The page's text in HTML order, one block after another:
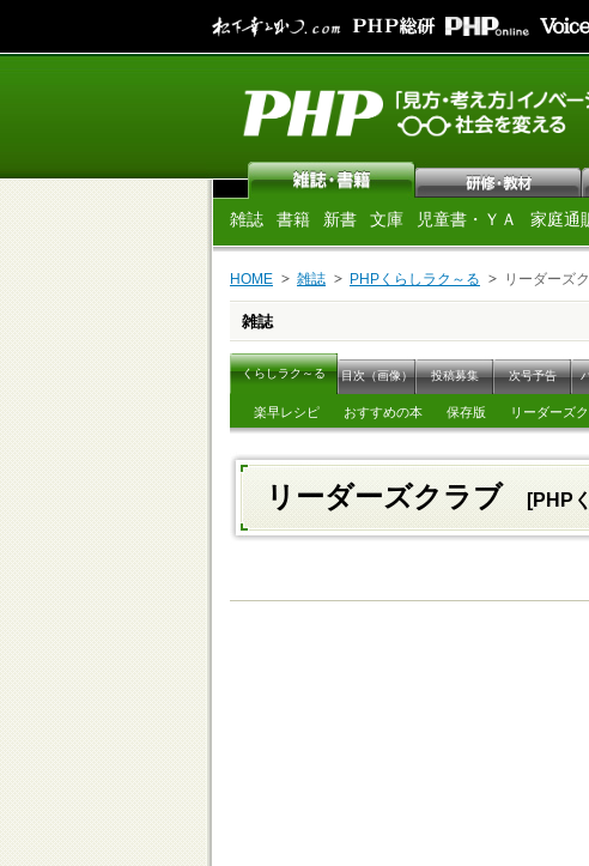
雑誌 書籍 新書 文庫 児童書・ＹＡ 家庭通
HOME 雑誌 PHPくらしラク～る リーダーズ
雑誌
くらしラク～る 目次（画像） 投稿募集 次号予告
楽早レシピ おすすめの本 保存版 リーダーズ
リーダーズクラブ [PHP